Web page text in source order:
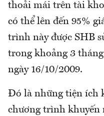
thoải mái trên tài
có thể lên đến 95%
trình này được SHB
trong khoảng 3
ngày 16/10/2009.
Đó là những tiện ích
chương trình